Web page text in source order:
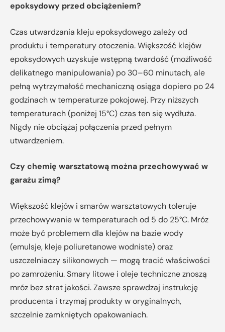
epoksydowy przed obciążeniem?
Czas utwardzania kleju epoksydowego zależy od
produktu i temperatury otoczenia. Większość klejów
epoksydowych uzyskuje wstępną twardość (możliwość
delikatnego manipulowania) po 30–60 minutach, ale
pełną wytrzymałość mechaniczną osiąga dopiero po 24
godzinach w temperaturze pokojowej. Przy niższych
temperaturach (poniżej 15°C) czas ten się wydłuża.
Nigdy nie obciążaj połączenia przed pełnym
utwardzeniem.
Czy chemię warsztatową można przechowywać w
garażu zimą?
Większość klejów i smarów warsztatowych toleruje
przechowywanie w temperaturach od 5 do 25°C. Mróz
może być problemem dla klejów na bazie wody
(emulsje, kleje poliuretanowe wodniste) oraz
uszczelniaczy silikonowych — mogą tracić właściwości
po zamrożeniu. Smary litowe i oleje techniczne znoszą
mróz bez strat jakości. Zawsze sprawdzaj instrukcję
producenta i trzymaj produkty w oryginalnych,
szczelnie zamkniętych opakowaniach.